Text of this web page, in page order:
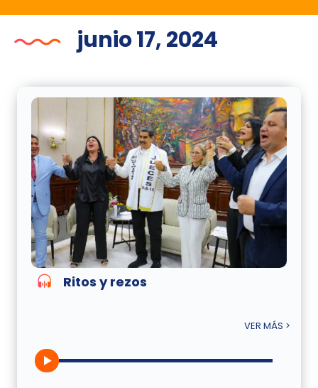
junio 17, 2024
Ritos y rezos
VER MÁS >